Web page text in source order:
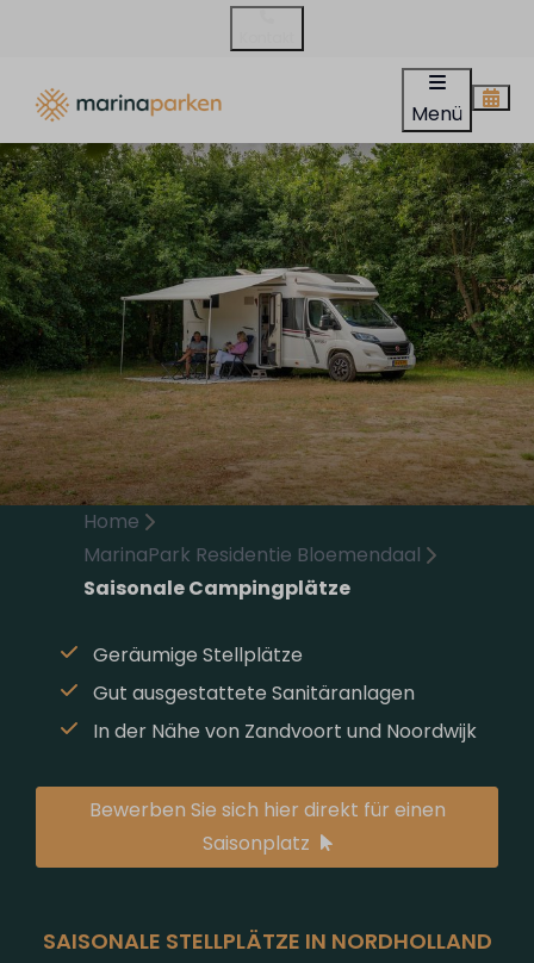
Menü
Home
MarinaPark Residentie Bloemendaal
Saisonale Campingplätze
Geräumige Stellplätze
Gut ausgestattete Sanitäranlagen
In der Nähe von Zandvoort und Noordwijk
Bewerben Sie sich hier direkt für einen
Saisonplatz
SAISONALE STELLPLÄTZE IN NORDHOLLAND